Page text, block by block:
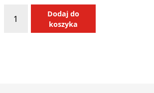
Kompres
gazowy
Dodaj do
koszyka
Alternative: